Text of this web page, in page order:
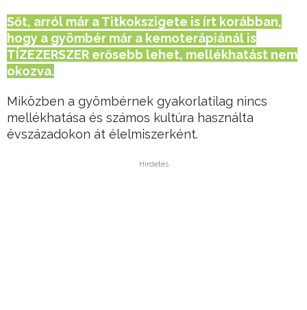
Sőt, arról már a Titkokszigete is írt korábban,
hogy a gyömbér már a kemoterápiánál is
TÍZEZERSZER erősebb lehet, mellékhatást nem
okozva.
Miközben a gyömbérnek gyakorlatilag nincs
mellékhatása és számos kultúra használta
évszázadokon át élelmiszerként.
Hirdetés